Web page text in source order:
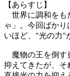
【あらすじ】
世界に調和をも
ゃ」。今回ばか
いほど、"光の力"
魔物の王を倒す
抑えてきたが、そ